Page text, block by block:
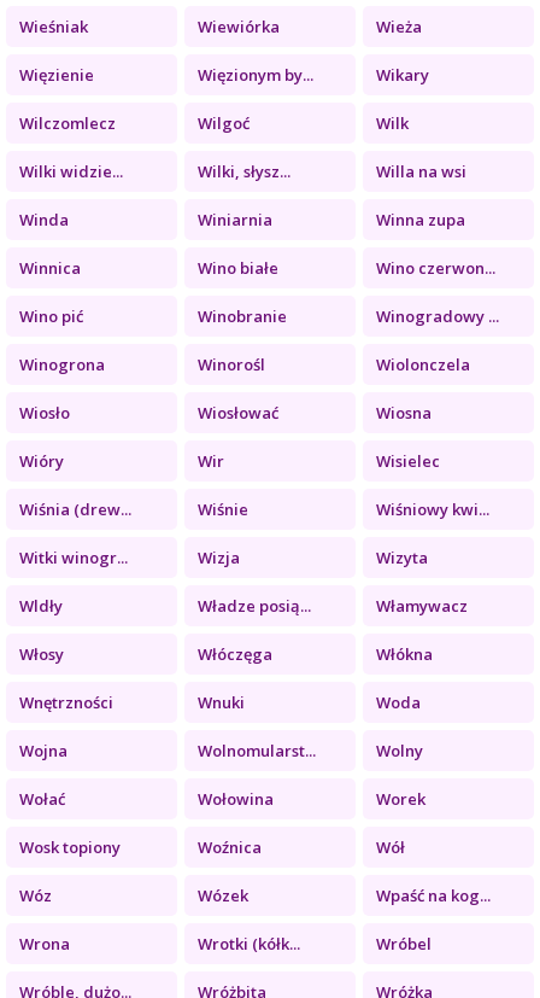
Wieśniak Wiewiórka Wieża
Więzienie Więzionym by... Wikary
Wilczomlecz Wilgoć Wilk
Wilki widzie... Wilki, słysz... Willa na wsi
Winda Winiarnia Winna zupa
Winnica Wino białe Wino czerwon...
Wino pić Winobranie Winogradowy ...
Winogrona Winorośl Wiolonczela
Wiosło Wiosłować Wiosna
Wióry Wir Wisielec
Wiśnia (drew... Wiśnie Wiśniowy kwi...
Witki winogr... Wizja Wizyta
Wldły Władze posią... Włamywacz
Włosy Włóczęga Włókna
Wnętrzności Wnuki Woda
Wojna Wolnomularst... Wolny
Wołać Wołowina Worek
Wosk topiony Woźnica Wół
Wóz Wózek Wpaść na kog...
Wrona Wrotki (kółk... Wróbel
Wróble, dużo... Wróżbita Wróżka